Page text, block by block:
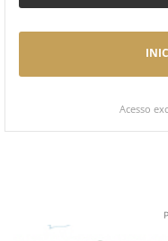
Acesso